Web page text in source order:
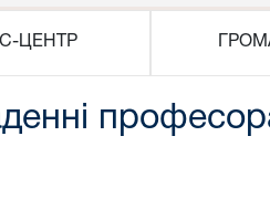
ЦЕНТР